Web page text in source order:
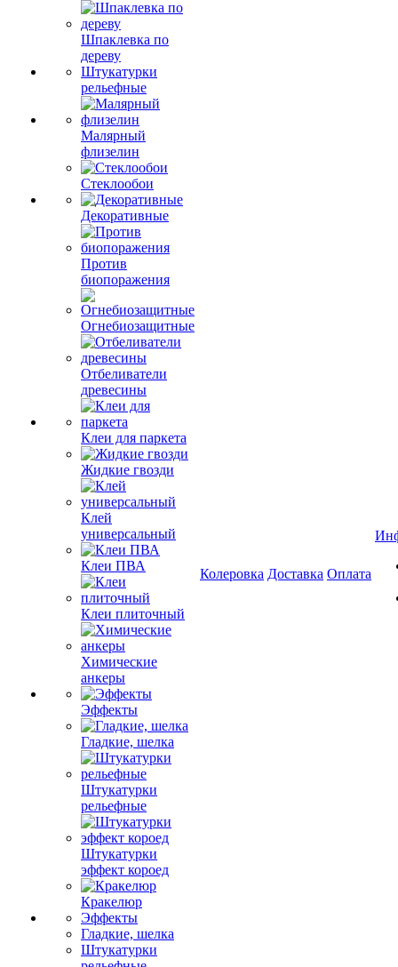
Шпаклевка по
дереву
Штукатурки
рельефные
Малярный
флизелин
Стеклообои
Декоративные
Против
биопоражения
Огнебиозащитные
Отбеливатели
древесины
Клеи для паркета
Жидкие гвозди
Клей
универсальный
Клеи ПВА
Клеи плиточный
Химические
анкеры
Эффекты
Гладкие, шелка
Штукатурки
рельефные
Штукатурки
эффект короед
Кракелюр
Эффекты
Гладкие, шелка
Штукатурки
Колеровка Доставка Оплата